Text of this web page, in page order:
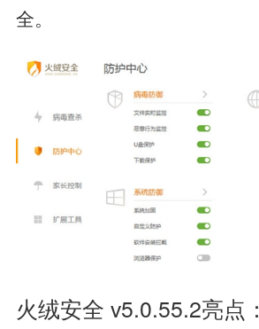
全。
火绒安全 v5.0.55.2亮点：